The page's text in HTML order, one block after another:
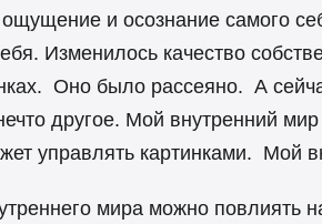
и осознание самого
Изменилось качество
Оно было рассеяно. А
другое. Мой внутренний
управлять картинками. Мой
мира можно повлиять